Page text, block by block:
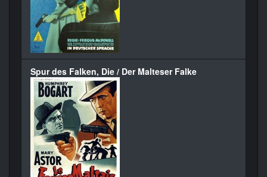
Spur des Falken, Die / Der Malteser Falke